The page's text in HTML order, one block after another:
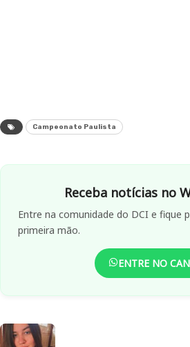
Campeonato Paulista
Receba notícias no
Entre na comunidade do DCI e fique
primeira mão.
ENTRE NO